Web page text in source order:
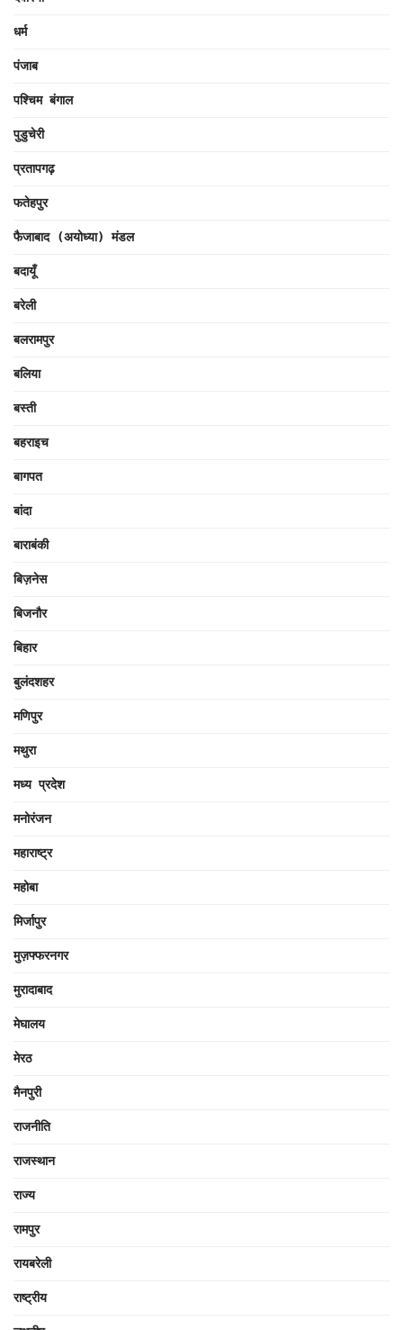
धर्म
पंजाब
पश्चिम बंगाल
पुडुचेरी
प्रतापगढ़
फतेहपुर
फैजाबाद (अयोध्या) मंडल
बदायूँ
बरेली
बलरामपुर
बलिया
बस्ती
बहराइच
बागपत
बांदा
बाराबंकी
बिज़नेस
बिजनौर
बिहार
बुलंदशहर
मणिपुर
मथुरा
मध्य प्रदेश
मनोरंजन
महाराष्ट्र
महोबा
मिर्जापुर
मुज़फ्फरनगर
मुरादाबाद
मेघालय
मेरठ
मैनपुरी
राजनीति
राजस्थान
राज्य
रामपुर
रायबरेली
राष्ट्रीय